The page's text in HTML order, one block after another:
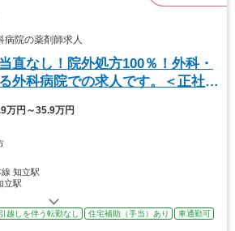
院の薬剤師求人
直なし！院外処方100％！外科・
外科病院での求人です。＜正社員
万円～35.9万円
知立駅
立駅
越しを伴う転勤なし 住宅補助（手当）あり
車通勤可